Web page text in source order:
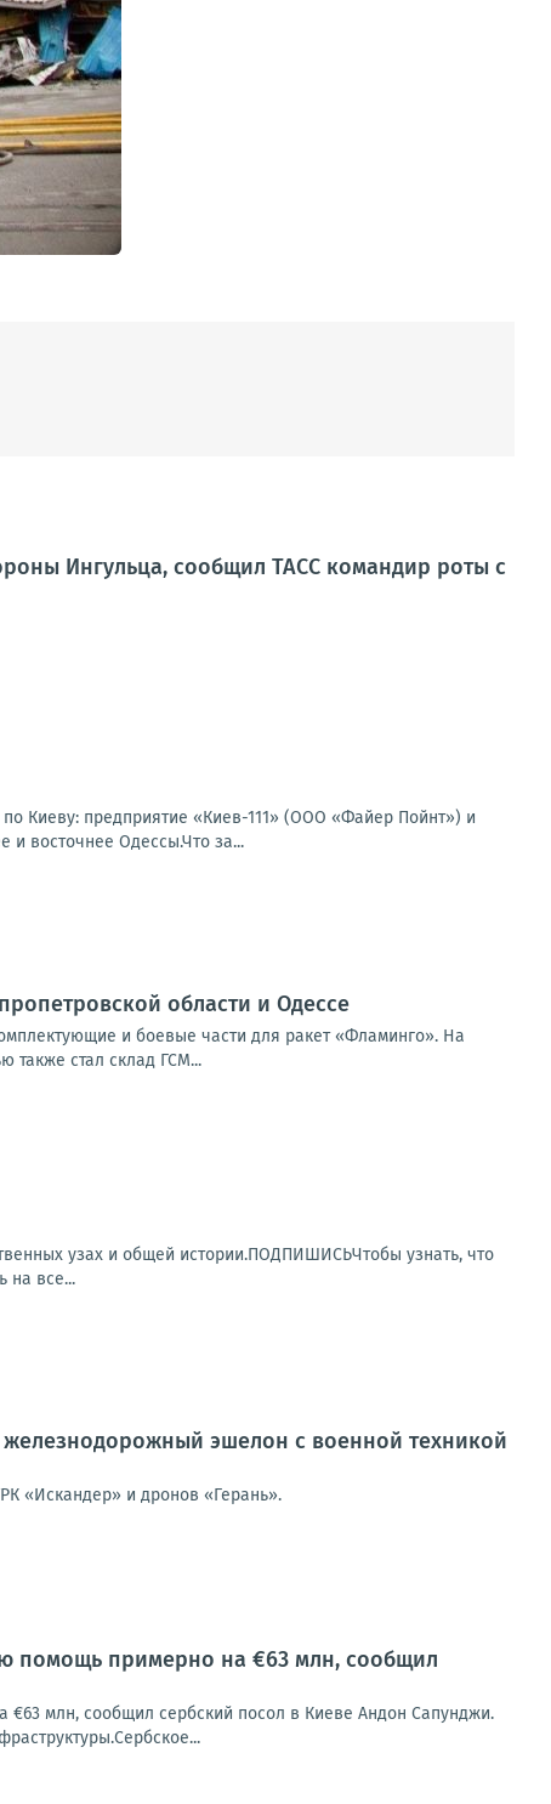
Ингульца, сообщил ТАСС командир роты с
Киеву: предприятие «Киев-111» (ООО «Файер Пойнт») и
восточнее Одессы.Что за...
области и Одессе
и боевые части для ракет «Фламинго». На
также стал склад ГСМ...
узах и общей истории.ПОДПИШИСЬЧтобы узнать, что
на все...
эшелон с военной техникой
«Искандер» и дронов «Герань».
помощь примерно на €63 млн, сообщил
млн, сообщил сербский посол в Киеве Андон Сапунджи.